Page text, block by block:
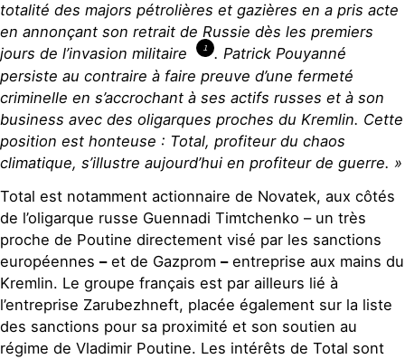
totalité des majors pétrolières et gazières en a pris acte
en annonçant son retrait de Russie dès les premiers
jours de l’invasion militaire
1
. Patrick Pouyanné
persiste au contraire à faire preuve d’une fermeté
criminelle en s’accrochant à ses actifs russes et à son
business avec des oligarques proches du Kremlin. Cette
position est honteuse : Total, profiteur du chaos
climatique, s’illustre aujourd’hui en profiteur de guerre. »
Total est notamment actionnaire de Novatek, aux côtés
de l’oligarque russe Guennadi Timtchenko – un très
proche de Poutine directement visé par les sanctions
européennes –et de Gazprom –entreprise aux mains du
Kremlin. Le groupe français est par ailleurs lié à
l’entreprise Zarubezhneft, placée également sur la liste
des sanctions pour sa proximité et son soutien au
régime de Vladimir Poutine. Les intérêts de Total sont